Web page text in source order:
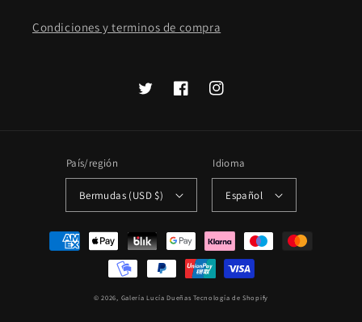
Condiciones y terminos de compra
TwitterFacebookInstagram
País/región
Bermudas (USD $)
Idioma
Español
Formas
© 2026, Galería Lucía Dueñas Tecnología de Shopify